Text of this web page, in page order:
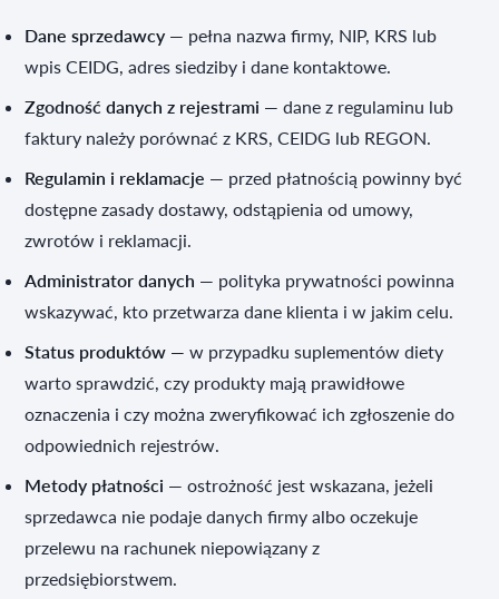
Dane sprzedawcy — pełna nazwa firmy, NIP, KRS lub
wpis CEIDG, adres siedziby i dane kontaktowe.
Zgodność danych z rejestrami — dane z regulaminu lub
faktury należy porównać z KRS, CEIDG lub REGON.
Regulamin i reklamacje — przed płatnością powinny być
dostępne zasady dostawy, odstąpienia od umowy,
zwrotów i reklamacji.
Administrator danych — polityka prywatności powinna
wskazywać, kto przetwarza dane klienta i w jakim celu.
Status produktów — w przypadku suplementów diety
warto sprawdzić, czy produkty mają prawidłowe
oznaczenia i czy można zweryfikować ich zgłoszenie do
odpowiednich rejestrów.
Metody płatności — ostrożność jest wskazana, jeżeli
sprzedawca nie podaje danych firmy albo oczekuje
przelewu na rachunek niepowiązany z
przedsiębiorstwem.